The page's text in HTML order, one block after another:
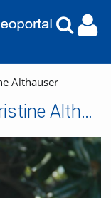
Althauser
Alumni-Tag 2025 - Dr. Christine Althauser